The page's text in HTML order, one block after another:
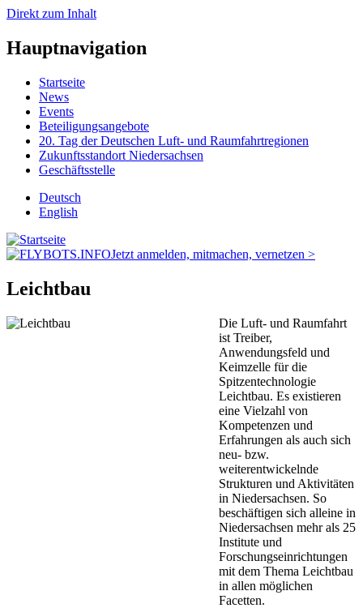
Direkt zum Inhalt
Hauptnavigation
Startseite
News
Events
Beteiligungsangebote
20. Tag der Deutschen Luft- und Raumfahrtregionen
Zukunftsstandort Niedersachsen
Geschäftsstelle
Deutsch
English
Jetzt anmelden, mitmachen, vernetzen >
Leichtbau
Die Luft- und Raumfahrt
ist Treiber,
Anwendungsfeld und
Keimzelle für die
Spitzentechnologie
Leichtbau. Es existieren
eine Vielzahl von
Kompetenzen und
Erfahrungen als auch sich
neu- bzw.
weiterentwickelnde
Strukturen und Aktivitäten
in Niedersachsen. So
beschäftigen sich alleine in
Niedersachsen mehr als 25
Institute und
Forschungseinrichtungen
mit dem Thema Leichtbau
in allen möglichen
Facetten.